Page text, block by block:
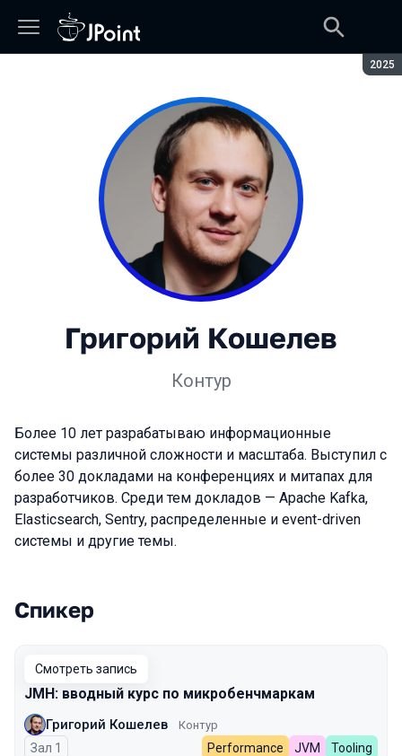
2025
Григорий Кошелев
Контур
Более 10 лет разрабатываю информационные
системы различной сложности и масштаба. Выступил с
более 30 докладами на конференциях и митапах для
разработчиков. Среди тем докладов — Apache Kafka,
Elasticsearch, Sentry, распределенные и event-driven
системы и другие темы.
Выступления в сезоне 2025
Спикер
Смотреть запись
JMH: вводный курс по микробенчмаркам
Григорий Кошелев Контур
Зал 1 Performance JVM Tooling